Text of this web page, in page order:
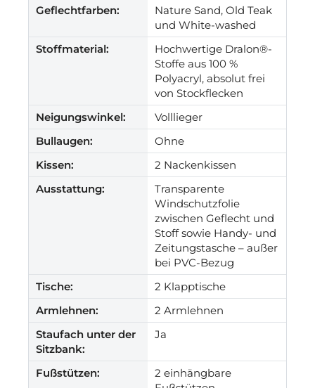
Geflechtfarben:
Nature Sand, Old Teak
und White-washed
Stoffmaterial:
Hochwertige Dralon®-
Stoffe aus 100 %
Polyacryl, absolut frei
von Stockflecken
Neigungswinkel:
Volllieger
Bullaugen:
Ohne
Kissen:
2 Nackenkissen
Ausstattung:
Transparente
Windschutzfolie
zwischen Geflecht und
Stoff sowie Handy- und
Zeitungstasche – außer
bei PVC-Bezug
Tische:
2 Klapptische
Armlehnen:
2 Armlehnen
Staufach unter der
Sitzbank:
Ja
Fußstützen:
2 einhängbare